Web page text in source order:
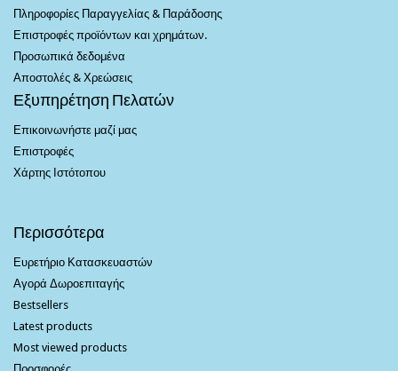
Πληροφορίες Παραγγελίας & Παράδοσης
Επιστροφές προϊόντων και χρημάτων.
Προσωπικά δεδομένα
Αποστολές & Χρεώσεις
Εξυπηρέτηση Πελατών
Επικοινωνήστε μαζί μας
Επιστροφές
Χάρτης Ιστότοπου
Περισσότερα
Ευρετήριο Κατασκευαστών
Αγορά Δωροεπιταγής
Bestsellers
Latest products
Most viewed products